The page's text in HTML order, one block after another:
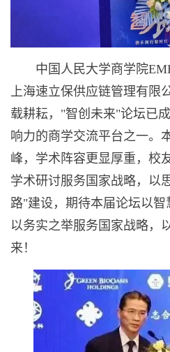
中国人民大学商学院
上海速立保供应链管理有限
载耕耘，"智创未来"论坛已
响力的商学交流平台之一。
峰，学术阵容更显厚重，校
学术研讨服务国家战略，以
路"建设，期待本届论坛以智
以务实之举服务国家战略，
来！